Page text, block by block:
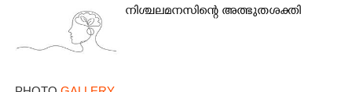
നിശ്ചലമനസിന്റെ അത്ഭുതശക്തി